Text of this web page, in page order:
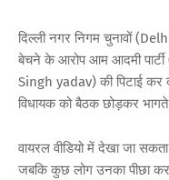
दिल्ली नगर निगम चुनावों
बेचने के आरोप आम आदमी
Singh yadav) की पिटाई कर
विधायक को बैठक छोड़कर
वायरल वीडियो में देखा जा
जबकि कुछ लोग उनका पीछा